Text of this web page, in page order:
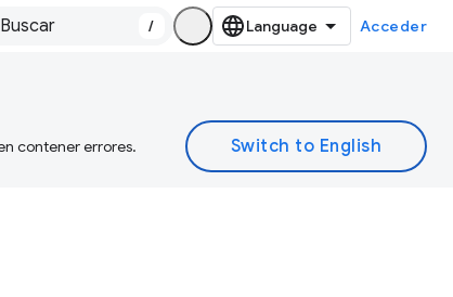
/
Acceder
contener errores.